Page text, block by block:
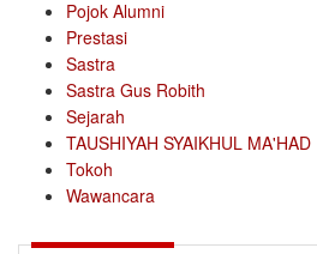
Pojok Alumni
Prestasi
Sastra
Sastra Gus Robith
Sejarah
TAUSHIYAH SYAIKHUL MA'HAD
Tokoh
Wawancara